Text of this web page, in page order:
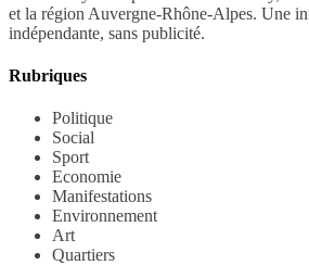
et la région Auvergne-Rhône-Alpes. Une
indépendante, sans publicité.
Rubriques
Politique
Social
Sport
Economie
Manifestations
Environnement
Art
Quartiers